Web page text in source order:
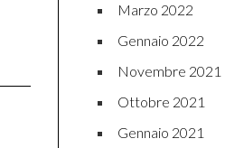
Marzo 2022
Gennaio 2022
Novembre 2021
Ottobre 2021
Gennaio 2021